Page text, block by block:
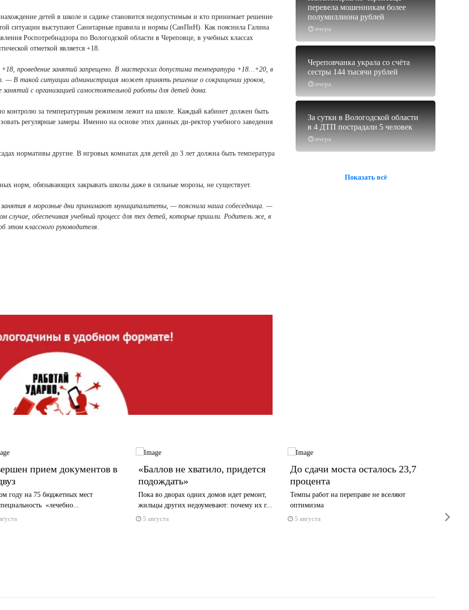
детей в школе и садике становится недопустимым и кто принимает решение
ситуации выступают Санитарные правила и нормы (СанПиН). Как пояснила Галина
Роспотребнадзора по Вологодской области в Череповце, в учебных классах
отметкой является +18.
проведение занятий запрещено. В мастерских допустима температура +18…+20, в
В такой ситуации администрация может принять решение о сокращении уроков,
с организацией самостоятельной работы для детей дома.
контролю за температурным режимом лежит на школе. Каждый кабинет должен быть
регулярные замеры. Именно на основе этих данных ди-ректор учебного заведения
нормативы другие. В игровых комнатах для детей до 3 лет должна быть температура
норм, обязывающих закрывать школы даже в сильные морозы, не существует.
в морозные дни принимают муниципалитеты, — пояснила наша собеседница. —
случае, обеспечивая учебный процесс для тех детей, которые пришли. Родитель же, в
этом классного руководителя.
вчера
перевела мошенникам более
полумиллиона рублей
вчера
Череповчанка украла со счёта
сестры 144 тысячи рублей
вчера
За сутки в Вологодской области
в 4 ДТП пострадали 5 человек
Показать всё
прием документов в
году на 75 бюджетных мест
«лечебно...
«Баллов не хватило, придется
подождать»
Пока во дворах одних домов идет ремонт,
жильцы других недоумевают: почему их г...
5 августа
До сдачи моста осталось 23,7
процента
Темпы работ на переправе не вселяют
оптимизма
5 августа
4